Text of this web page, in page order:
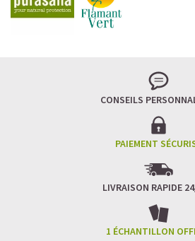
CONSEILS
PAIEMENT
LIVRAISON RAPIDE
1 ÉCHANTILLON